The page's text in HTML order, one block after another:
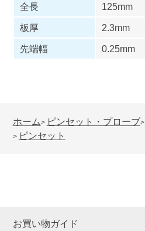
全長
125mm
板厚
2.3mm
先端幅
0.25mm
ホーム> ピンセット・プローブ>
> ピンセット
お買い物ガイド